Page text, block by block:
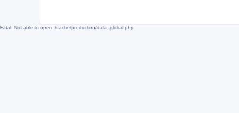
Fatal: Not able to open ./cache/production/data_global.php